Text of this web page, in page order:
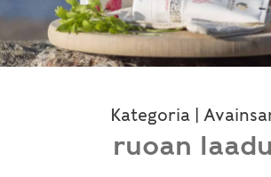
Kategoria |
ruoan